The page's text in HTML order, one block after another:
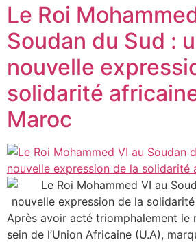
Le Roi
Soudan du Sud :
nouvelle
solidarité
Maroc
Après avoir acté triomphalement le
sein de l’Union Africaine (U.A),